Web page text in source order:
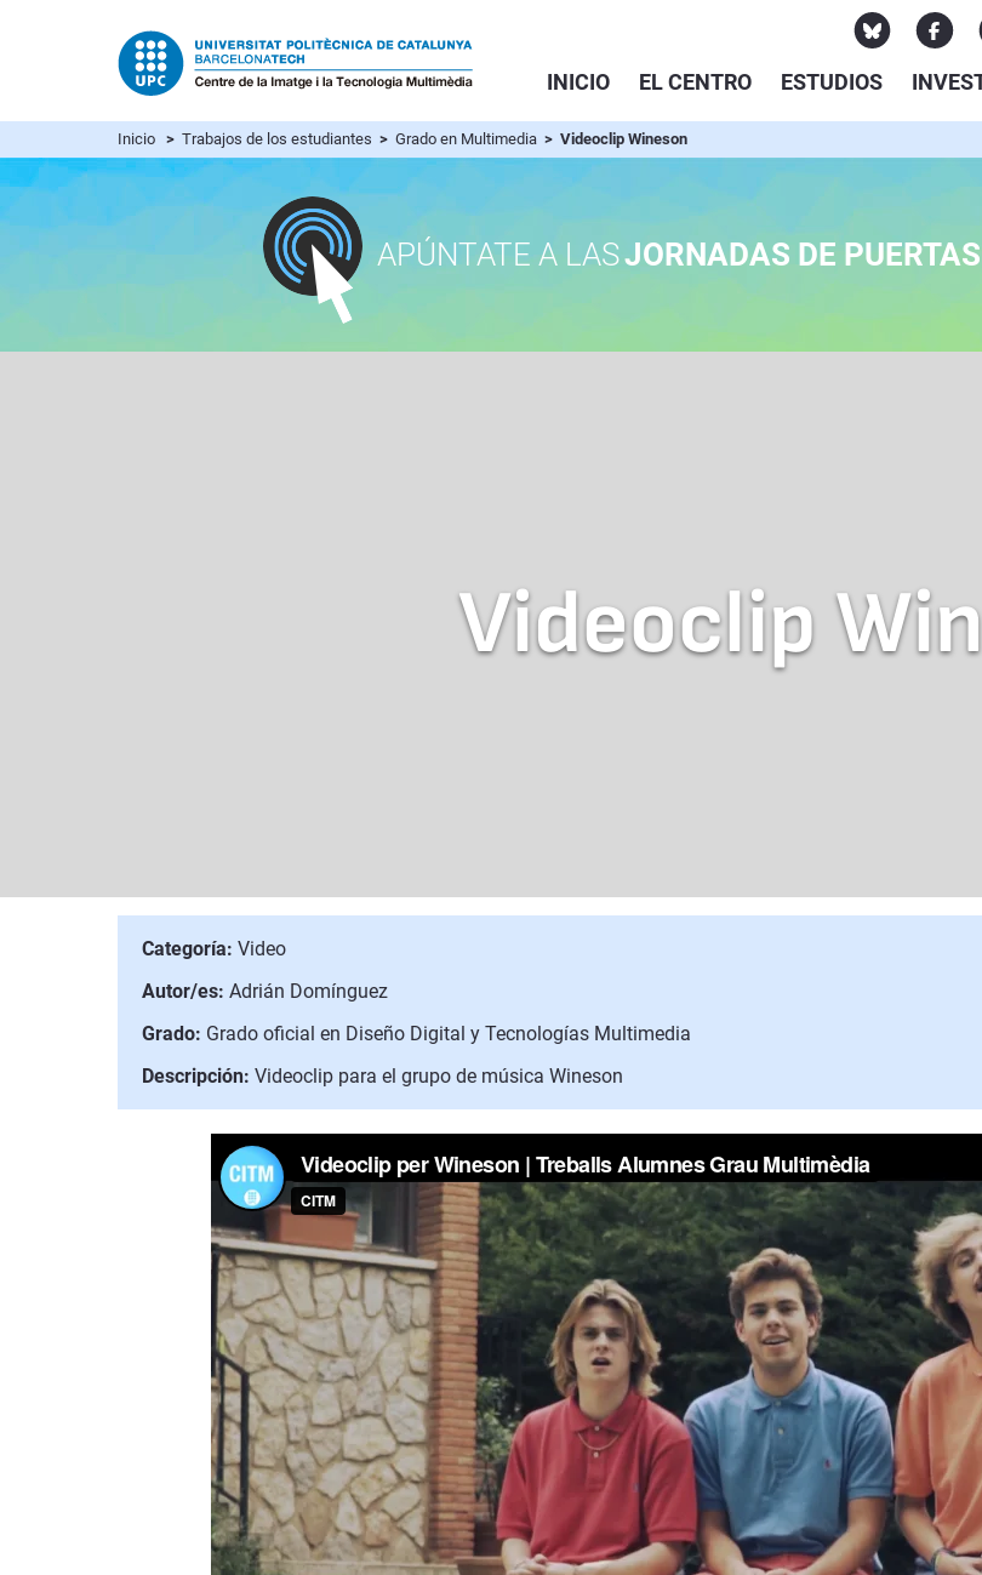
INICIO EL CENTRO ESTUDIOS
Inicio > Trabajos de los estudiantes > Grado en Multimedia > Videoclip Wineson
APÚNTATE A LASJORNADAS DE
Videoclip
Categoría: Video
Autor/es: Adrián Domínguez
Grado: Grado oficial en Diseño Digital y Tecnologías Multimedia
Descripción: Videoclip para el grupo de música Wineson